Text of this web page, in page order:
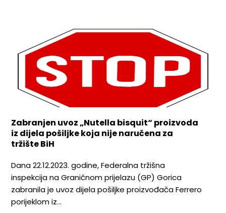
Zabranjen uvoz „Nutella bisquit“ proizvoda
iz dijela pošiljke koja nije naručena za
tržište BiH
Dana 22.12.2023. godine, Federalna tržišna
inspekcija na Graničnom prijelazu (GP) Gorica
zabranila je uvoz dijela pošiljke proizvođača Ferrero
porijeklom iz…